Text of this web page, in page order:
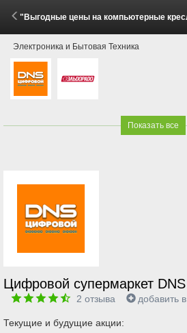
"Выгодные цены на компьютерные кресла Cougar!" (29 Мая - 15
Электроника и Бытовая Техника
Показать все
Цифровой супермаркет DNS
2 отзыва добавить
Текущие и будущие акции: